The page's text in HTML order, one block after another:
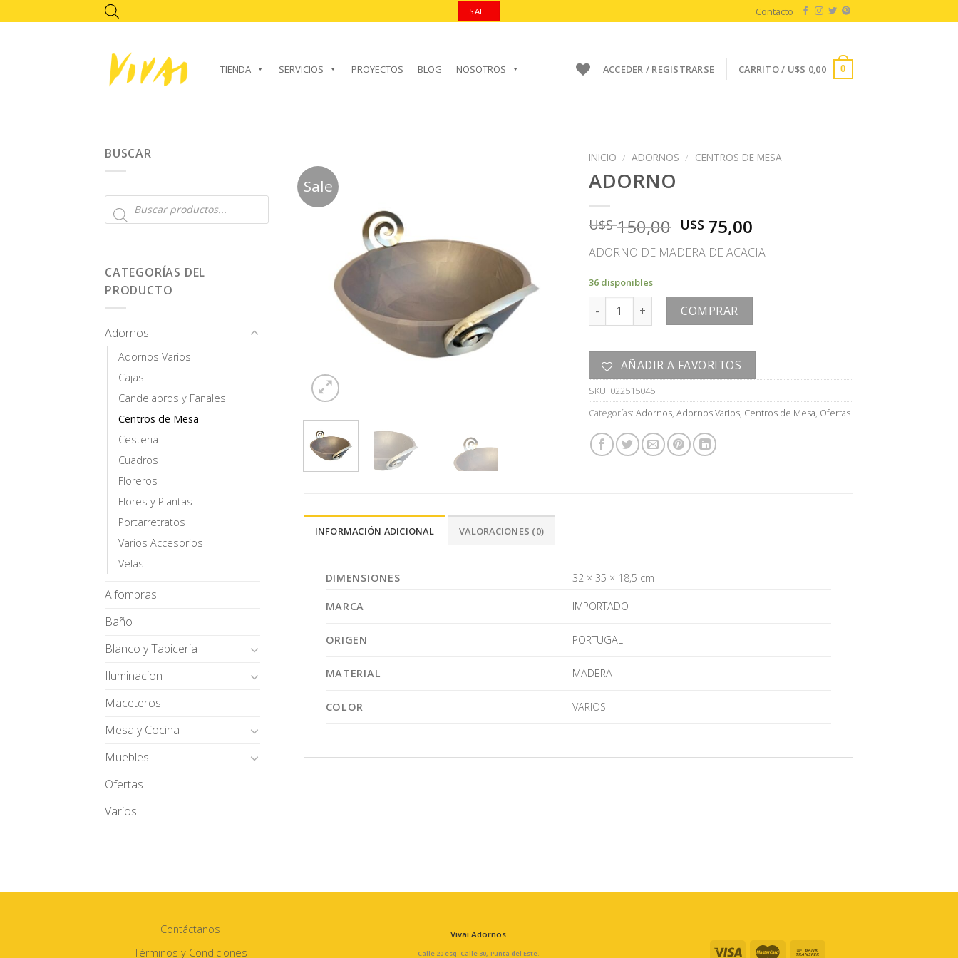
to
SALE Contacto
TIENDA SERVICIOS PROYECTOS BLOG NOSOTROS ACCEDER / REGISTRARSE CARRITO / U$S 0,00 0
BUSCAR
Búsqueda
de
CATEGORÍAS DEL
PRODUCTO
Adornos
Adornos Varios
Cajas
Candelabros y Fanales
Centros de Mesa
Cesteria
Cuadros
Floreros
Flores y Plantas
Portarretratos
Varios Accesorios
Velas
Alfombras
Baño
Blanco y Tapiceria
Iluminacion
Maceteros
Mesa y Cocina
Muebles
Ofertas
Varios
Sale
INICIO / ADORNOS / CENTROS DE MESA
ADORNO
U$S150,00 El
precio
original
U$S
150,00.
U$S 75,00
precio
actual
U$S
ADORNO DE MADERA DE ACACIA
36 disponibles
ADORNO cantidadCOMPRAR
AÑADIR A FAVORITOS
SKU: 022515045
Categorías:Adornos,Adornos Varios, Centros de Mesa, Ofertas
INFORMACIÓN ADICIONAL VALORACIONES (0)
DIMENSIONES 32 × 35 × 18,5 cm
MARCA IMPORTADO
ORIGEN PORTUGAL
MATERIAL MADERA
COLOR VARIOS
Contáctanos
Términos y Condiciones
Vivai Adornos
Calle 20 esq. Calle 30, Punta del Este.